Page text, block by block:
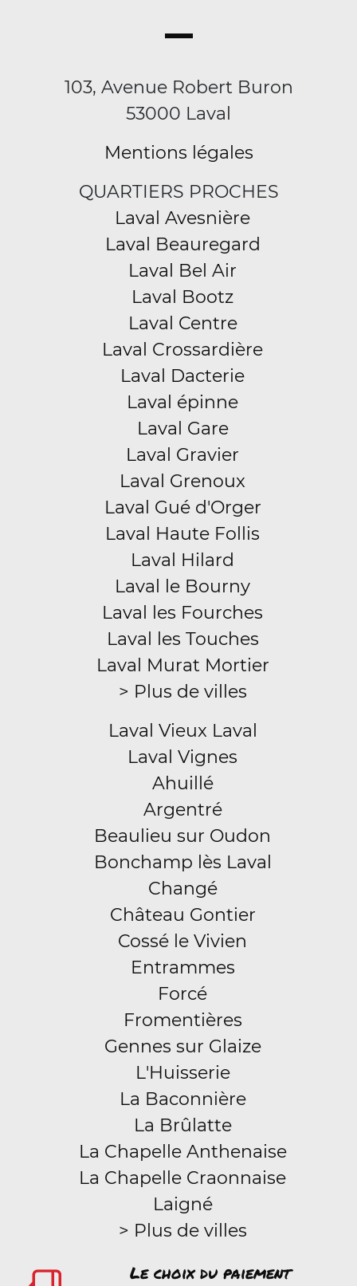
103, Avenue Robert Buron
53000 Laval
Mentions légales
QUARTIERS PROCHES
Laval Avesnière
Laval Beauregard
Laval Bel Air
Laval Bootz
Laval Centre
Laval Crossardière
Laval Dacterie
Laval épinne
Laval Gare
Laval Gravier
Laval Grenoux
Laval Gué d'Orger
Laval Haute Follis
Laval Hilard
Laval le Bourny
Laval les Fourches
Laval les Touches
Laval Murat Mortier
> Plus de villes
Laval Vieux Laval
Laval Vignes
Ahuillé
Argentré
Beaulieu sur Oudon
Bonchamp lès Laval
Changé
Château Gontier
Cossé le Vivien
Entrammes
Forcé
Fromentières
Gennes sur Glaize
L'Huisserie
La Baconnière
La Brûlatte
La Chapelle Anthenaise
La Chapelle Craonnaise
Laigné
> Plus de villes
Le choix du paiement